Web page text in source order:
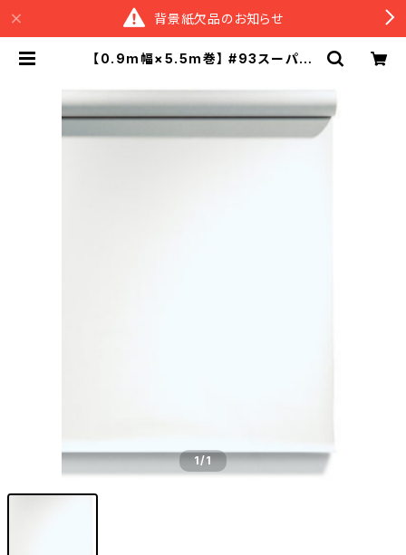
背景紙欠品のお知らせ
【0.9m幅×5.5m巻】 #93スーパー
景紙 | スタジオ背景紙販売のスーペ
リア＆M BASE店
1/1